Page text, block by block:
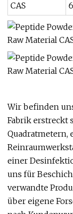
CAS
Wir befinden
Fabrik erstreckt
Quadratmetern,
einer
uns für
verwandte
über eigene